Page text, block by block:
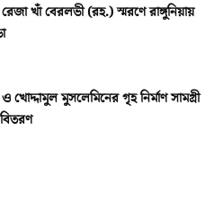
খাঁ বেরলভী (রহ.) স্মরণে রাঙ্গুনিয়ায়
খোদ্দামুল মুসলেমিনের গৃহ নির্মাণ সামগ্রী